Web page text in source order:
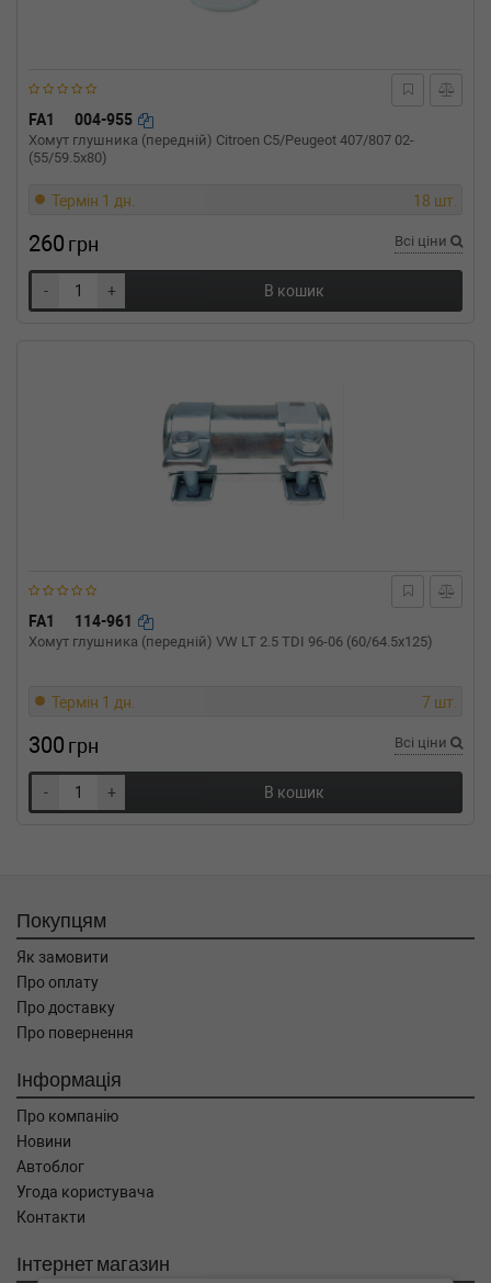
FA1 004-955
Хомут глушника (передній) Citroen C5/Peugeot 407/807 02-
(55/59.5x80)
Термін 1 дн. 18 шт.
260 грн Всі ціни
- + В кошик
FA1 114-961
Хомут глушника (передній) VW LT 2.5 TDI 96-06 (60/64.5x125)
Термін 1 дн. 7 шт.
300 грн Всі ціни
- + В кошик
Покупцям
Як замовити
Про оплату
Про доставку
Про повернення
Інформація
Про компанію
Новини
Автоблог
Угода користувача
Контакти
Інтернет магазин